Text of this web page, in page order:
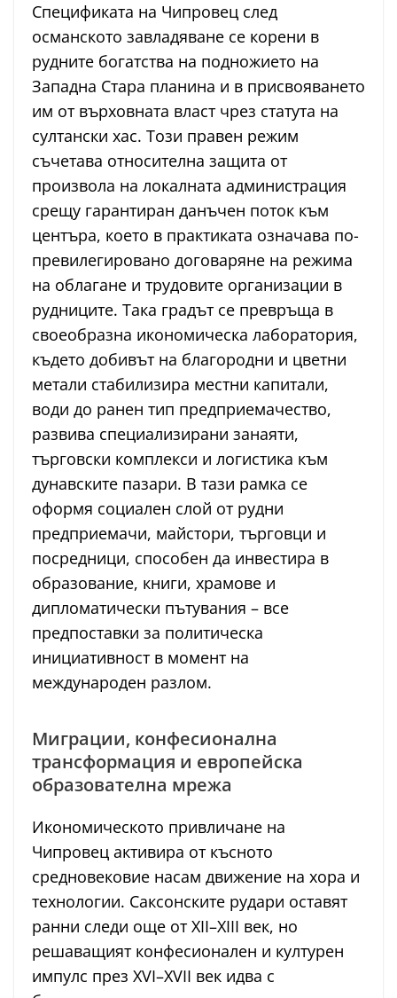
Спецификата на Чипровец след
османското завладяване се корени в
рудните богатства на подножието на
Западна Стара планина и в присвояването
им от върховната власт чрез статута на
султански хас. Този правен режим
съчетава относителна защита от
произвола на локалната администрация
срещу гарантиран данъчен поток към
центъра, което в практиката означава по-
превилегировано договаряне на режима
на облагане и трудовите организации в
рудниците. Така градът се превръща в
своеобразна икономическа лаборатория,
където добивът на благородни и цветни
метали стабилизира местни капитали,
води до ранен тип предприемачество,
развива специализирани занаяти,
търговски комплекси и логистика към
дунавските пазари. В тази рамка се
оформя социален слой от рудни
предприемачи, майстори, търговци и
посредници, способен да инвестира в
образование, книги, храмове и
дипломатически пътувания – все
предпоставки за политическа
инициативност в момент на
международен разлом.
Миграции, конфесионална
трансформация и европейска
образователна мрежа
Икономическото привличане на
Чипровец активира от късното
средновековие насам движение на хора и
технологии. Саксонските рудари оставят
ранни следи още от XII–XIII век, но
решаващият конфесионален и културен
импулс през XVI–XVII век идва с